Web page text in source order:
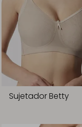
Sujetador Betty